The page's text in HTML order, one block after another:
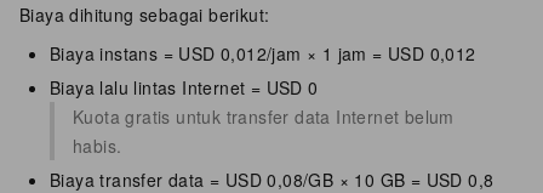
Biaya dihitung sebagai berikut:
Biaya instans = USD 0,012/jam × 1 jam = USD 0,012
Biaya lalu lintas Internet = USD 0
Kuota gratis untuk transfer data Internet belum
habis.
Biaya transfer data = USD 0,08/GB × 10 GB = USD 0,8